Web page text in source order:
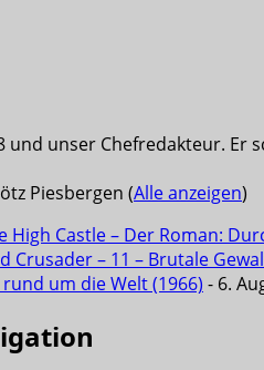
und unser Chefredakteur. Er
Piesbergen (Alle anzeigen)
High Castle – Der Roman:
Crusader – 11 – Brutale
um die Welt (1966) - 6.